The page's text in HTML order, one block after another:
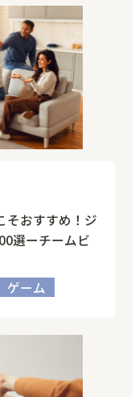
そおすすめ！ジ
選ーチームビ
ゲーム